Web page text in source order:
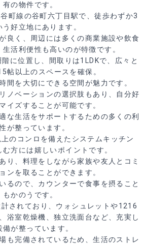
有の物件です。
町線の谷町六丁目駅で、徒歩わずか3
う好立地にあります。
良く、周辺には多くの商業施設や飲食
活利便性も高いのが特徴です。
に位置し、間取りは1LDKで、広々と
帖以上のスペースを確保。
間を大切にできる空間が魅力です。
ノベーションの選択肢もあり、自分好
イズすることが可能です。
な生活をサポートするための多くの利
が整っています。
のコンロを備えたシステムキッチン
方には嬉しいポイントです。
り、料理をしながら家族や友人とコミ
ンを取ることができます。
るので、カウンターで食事を摂ること
もかのうです。
されており、ウォシュレットや1216
浴室乾燥機、独立洗面台など、充実し
備が整っています。
も完備されているため、生活のストレ